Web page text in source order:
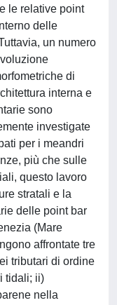
le relative point
delle
un numero
di
interna e
sono
investigate
per i meandri
più che sulle
questo lavoro
stratali e la
delle point bar
(Mare
affrontate tre
tributari di ordine
tidali; ii)
nella